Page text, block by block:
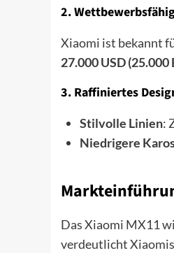
2.
Xiaomi ist bekannt
27.000 USD (25.000
3. Raffiniertes
Stilvolle Linien:
Niedrigere
Das Xiaomi MX11
verdeutlicht